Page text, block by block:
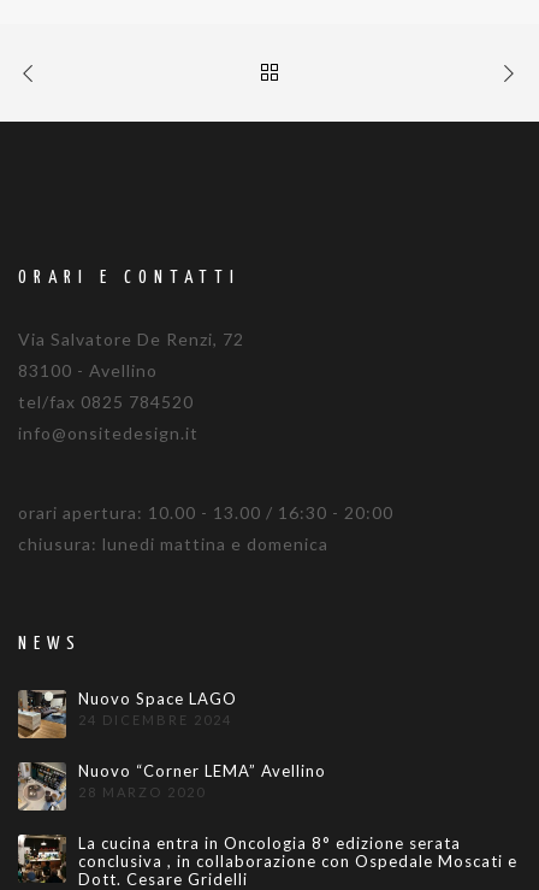
ORARI E CONTATTI
Via Salvatore De Renzi, 72
83100 - Avellino
tel/fax 0825 784520
info@onsitedesign.it
orari apertura: 10.00 - 13.00 / 16:30 - 20:00
chiusura: lunedi mattina e domenica
NEWS
Nuovo Space LAGO
24 DICEMBRE 2024
Nuovo “Corner LEMA” Avellino
28 MARZO 2020
La cucina entra in Oncologia 8° edizione serata
conclusiva , in collaborazione con Ospedale Moscati e
Dott. Cesare Gridelli